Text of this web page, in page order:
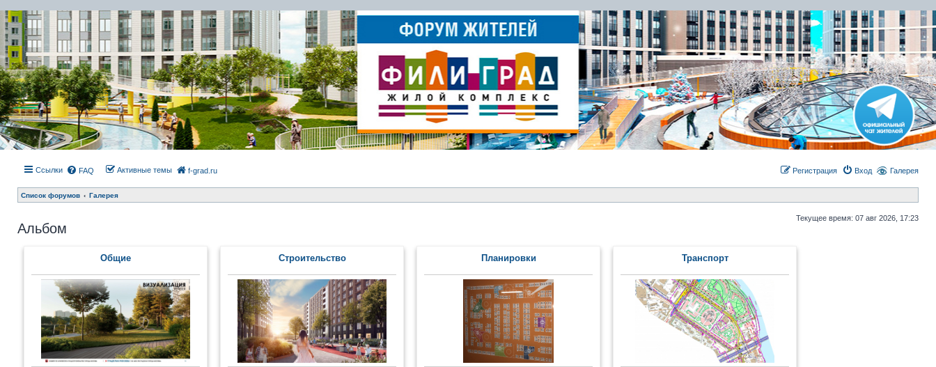
Ссылки Галерея
FAQ Активные темы f-grad.ru Вход
Регистрация
Список форумов Галерея
Текущее время: 07 авг 2026, 17:23
Альбом
Общие Строительство Планировки Транcпорт